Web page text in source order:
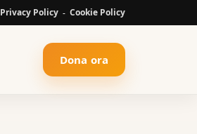
Privacy Policy - Cookie Policy
Dona ora